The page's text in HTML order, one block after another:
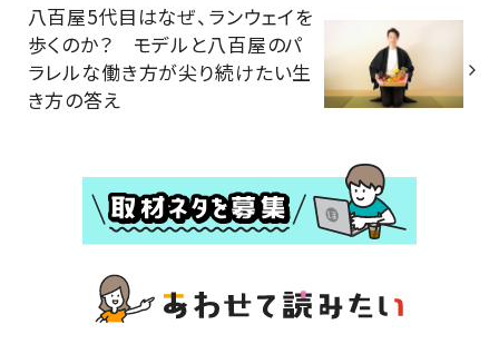
八百屋5代目はなぜ、ランウェイを
歩くのか？ モデルと八百屋のパ
ラレルな働き方が尖り続けたい生
き方の答え